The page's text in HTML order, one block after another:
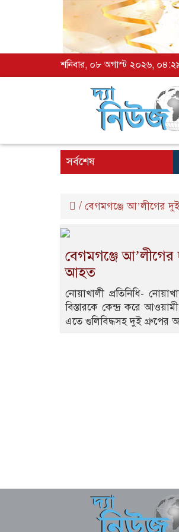
শনিবার, ০৮ অগাস্ট ২০২৬,
সর্বশেষ
/ বেগমগঞ্জে আ’লীগের
বেগমগঞ্জে আ’লীগের
আহত
নোয়াখালী প্রতিনিধি-
বিস্তারকে কেন্দ্র করে
এতে গুলিবিদ্ধসহ দুই